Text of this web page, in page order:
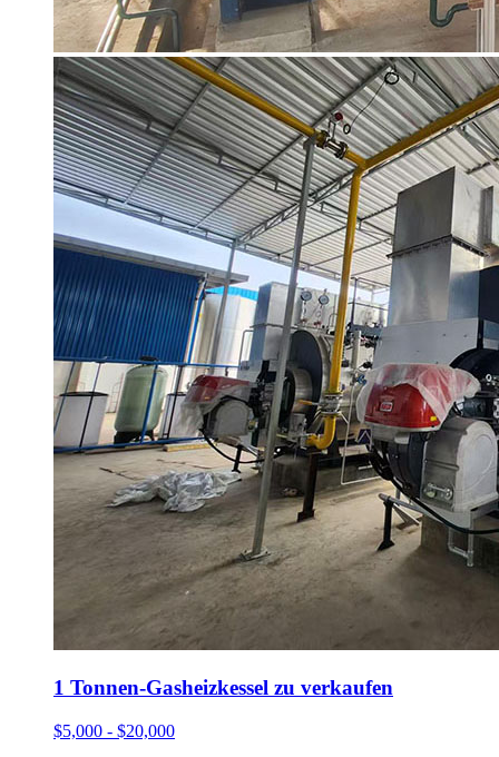
1 Tonnen-Gasheizkessel zu verkaufen
$5,000 - $20,000